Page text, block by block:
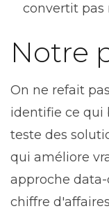
convertit pas
Notre
On ne refait
identifie ce qui
teste des
qui améliore
approche
chiffre